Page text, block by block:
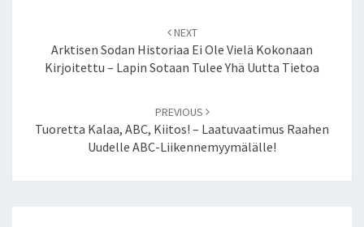
navigation
NEXT
Arktisen Sodan Historiaa Ei Ole Vielä Kokonaan
Kirjoitettu – Lapin Sotaan Tulee Yhä Uutta Tietoa
PREVIOUS
Tuoretta Kalaa, ABC, Kiitos! – Laatuvaatimus Raahen
Uudelle ABC-Liikennemyymälälle!